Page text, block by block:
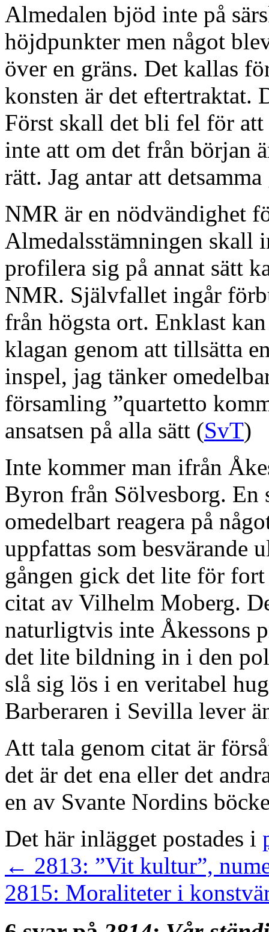
Almedalen bjöd inte på
höjdpunkter men något
över en gräns. Det kallas
konsten är det eftertraktat.
Först skall det bli fel för
inte att om det från början
rätt. Jag antar att
NMR är en nödvändighet
Almedalsstämningen skall
profilera sig på annat sätt
NMR. Självfallet ingår
från högsta ort. Enklast
klagan genom att tillsätta
inspel, jag tänker
församling ”quartetto
ansatsen på alla sätt (SvT)
Inte kommer man ifrån
Byron från Sölvesborg. En
omedelbart reagera på
uppfattas som besvärande
gången gick det lite för
citat av Vilhelm Moberg.
naturligtvis inte Åkessons
det lite bildning in i den
slå sig lös i en veritabel
Barberaren i Sevilla lever
Att tala genom citat är
det är det ena eller det
en av Svante Nordins
Det här inlägget postades i
← 2813: ”Vit kultur”,
2815: Moraliteter i